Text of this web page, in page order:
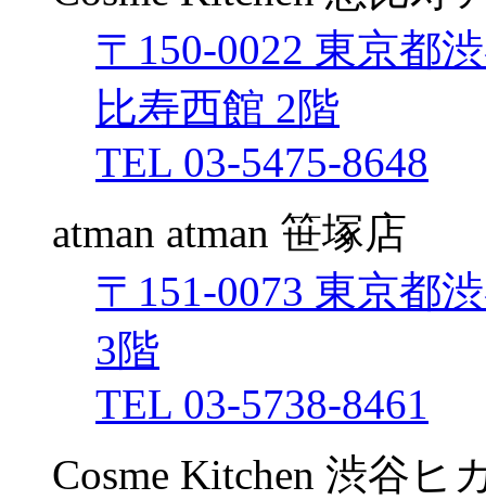
〒150-0022 東京都
比寿西館 2階
TEL 03-5475-8648
atman atman 笹塚店
〒151-0073 東京都
3階
TEL 03-5738-8461
Cosme Kitchen 渋谷ヒ